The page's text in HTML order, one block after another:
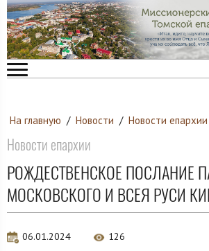
На главную / Новости / Новости епархии
Новости епархии
РОЖДЕСТВЕНСКОЕ ПОСЛАНИЕ
МОСКОВСКОГО И ВСЕЯ РУСИ
06.01.2024 126